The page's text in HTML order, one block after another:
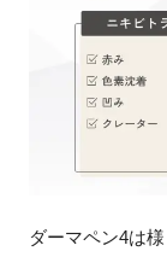
ダーマペン4は